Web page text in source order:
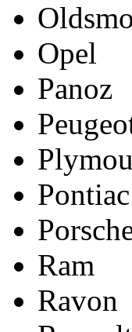
Opel
Panoz
Pontiac
Ram
Ravon